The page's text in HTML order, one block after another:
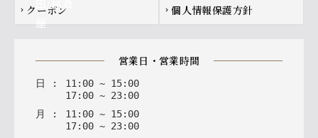
chevron_right クーポン chevron_right 個人情報保護方針
営業日・営業時間
日 : 11 : 00 ~ 15: 00
17: 00 ~ 23: 00
月
: 11 : 00 ~ 15: 00
17: 00 ~ 23: 00